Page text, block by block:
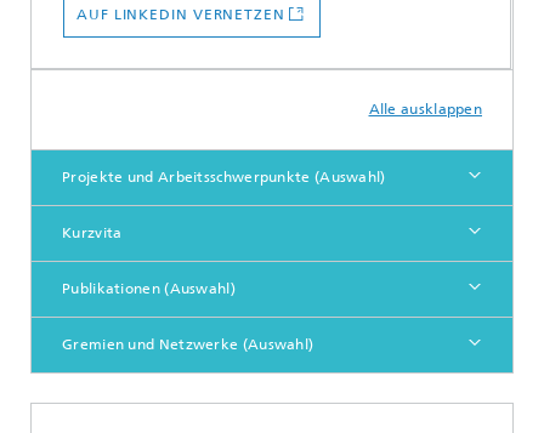
AUF LINKEDIN VERNETZEN
Alle ausklappen
Projekte und Arbeitsschwerpunkte (Auswahl)
Kurzvita
Publikationen (Auswahl)
Gremien und Netzwerke (Auswahl)